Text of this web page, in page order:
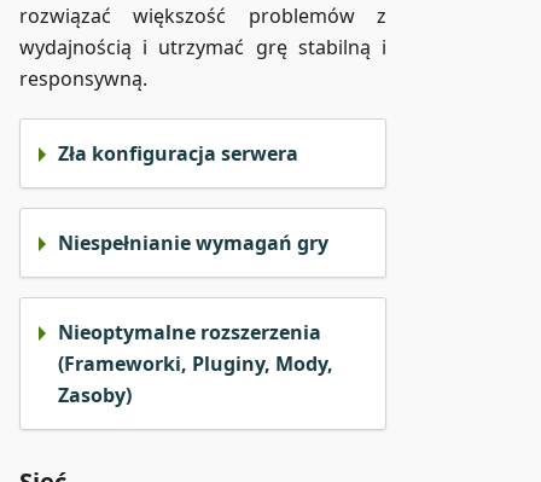
rozwiązać większość problemów z
wydajnością i utrzymać grę stabilną i
responsywną.
Zła konfiguracja serwera
Niespełnianie wymagań gry
Nieoptymalne rozszerzenia
(Frameworki, Pluginy, Mody,
Zasoby)